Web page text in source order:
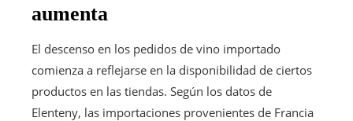
aumenta
El descenso en los pedidos de vino importado
comienza a reflejarse en la disponibilidad de ciertos
productos en las tiendas. Según los datos de
Elenteny, las importaciones provenientes de Francia